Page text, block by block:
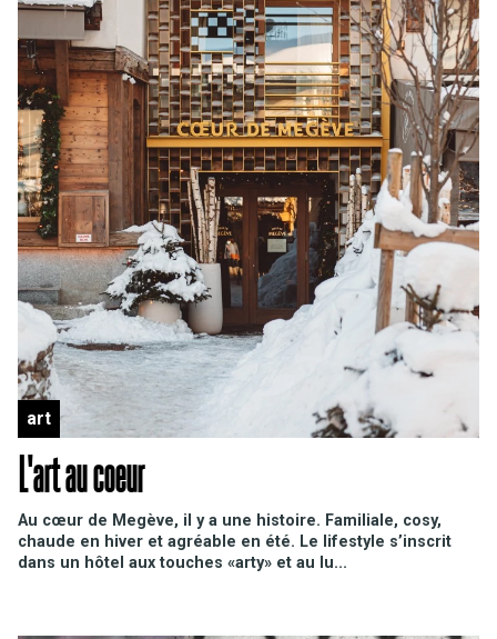
art
L'art au coeur
Au cœur de Megève, il y a une histoire. Familiale, cosy,
chaude en hiver et agréable en été. Le lifestyle s’inscrit
dans un hôtel aux touches «arty» et au lu...